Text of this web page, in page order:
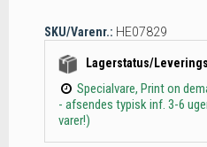
SKU/Varenr.: HE07829
Lagerstatus/
Specialvare, Print on
- afsendes typisk inf. 3-6
varer!)